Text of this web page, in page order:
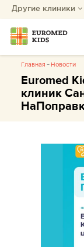
Другие клиники
Главная Новости
Euromed
клиник